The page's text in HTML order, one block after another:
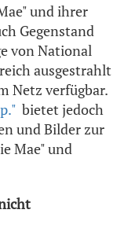
und ihrer
Gegenstand
von National
ausgestrahlt
Netz verfügbar.
bietet jedoch
und Bilder zur
Mae" und